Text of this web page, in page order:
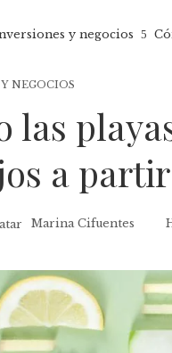
y negocios
NEGOCIOS
las
a
Marina Cifuentes